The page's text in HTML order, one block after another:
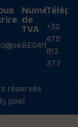
Numéro
de
TVA
BE0415027069
+32
475
813
377
réservés
pixel